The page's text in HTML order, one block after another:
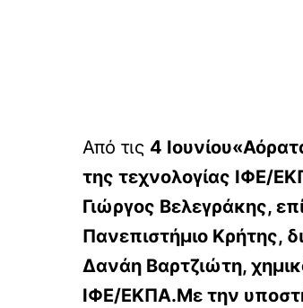
Από τις 4
της τεχνολογίας ΙΦΕ/
Γιώργος Βελεγράκης,
Πανεπιστήμιο Κρήτης,
Δανάη Βαρτζιώτη,
ΙΦΕ/ΕΚΠΑ.Με την